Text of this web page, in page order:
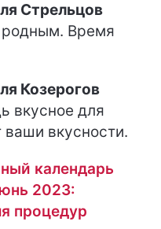
Стрельцов
родным. Время
Козерогов
вкусное для
вкусности.
календарь
2023:
процедур